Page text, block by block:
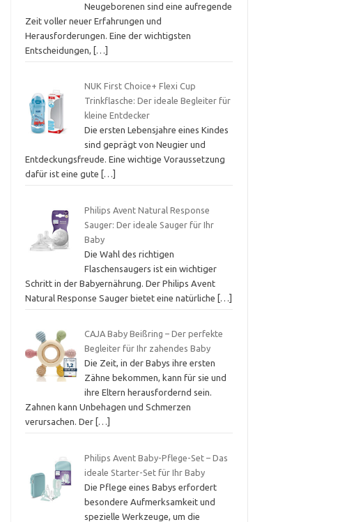
Neugeborenen sind eine aufregende
Zeit voller neuer Erfahrungen und
Herausforderungen. Eine der wichtigsten
Entscheidungen,
[…]
NUK First Choice+ Flexi Cup
Trinkflasche: Der ideale Begleiter für
kleine Entdecker
Die ersten Lebensjahre eines Kindes
sind geprägt von Neugier und
Entdeckungsfreude. Eine wichtige Voraussetzung
dafür ist eine gute
[…]
Philips Avent Natural Response
Sauger: Der ideale Sauger für Ihr
Baby
Die Wahl des richtigen
Flaschensaugers ist ein wichtiger
Schritt in der Babyernährung. Der Philips Avent
Natural Response Sauger bietet eine natürliche […]
CAJA Baby Beißring – Der perfekte
Begleiter für Ihr zahendes Baby
Die Zeit, in der Babys ihre ersten
Zähne bekommen, kann für sie und
ihre Eltern herausfordernd sein.
Zahnen kann Unbehagen und Schmerzen
verursachen. Der […]
Philips Avent Baby-Pflege-Set – Das
ideale Starter-Set für Ihr Baby
Die Pflege eines Babys erfordert
besondere Aufmerksamkeit und
spezielle Werkzeuge, um die